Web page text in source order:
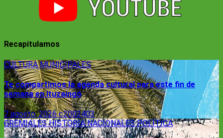
Recapitulamos
CULTURAMUNICIPALES
Te compartimos la agenda cultural para este fin de
semana en Ituzaingó
7 agosto, 2026c2002403
GREMIALESHISTORIANACIONALESPOLÍTICA